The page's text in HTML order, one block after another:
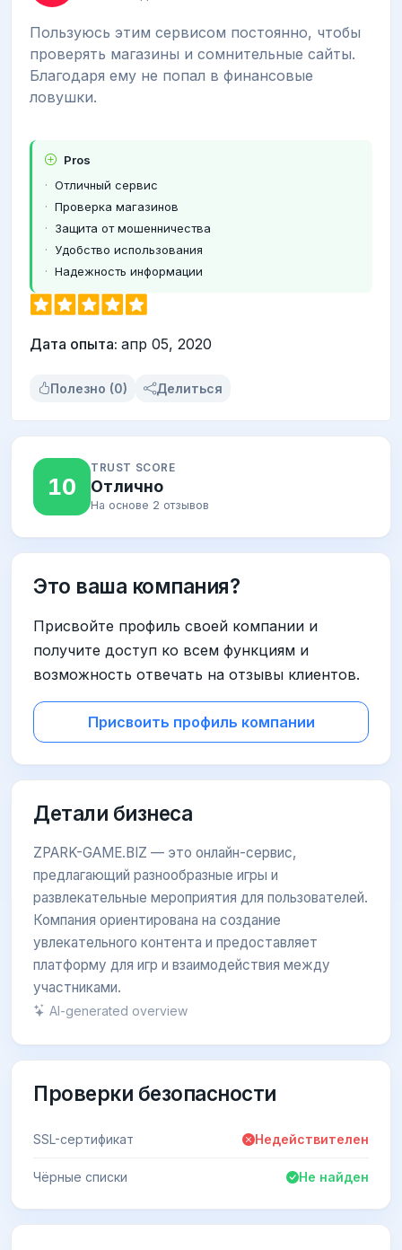
Пользуюсь этим сервисом постоянно, чтобы
проверять магазины и сомнительные сайты.
Благодаря ему не попал в финансовые
ловушки.
Pros
Отличный сервис
Проверка магазинов
Защита от мошенничества
Удобство использования
Надежность информации
Дата опыта: апр 05, 2020
Полезно (0) Делиться
10
TRUST SCORE
Отлично
На основе 2 отзывов
Это ваша компания?
Присвойте профиль своей компании и
получите доступ ко всем функциям и
возможность отвечать на отзывы клиентов.
Присвоить профиль компании
Детали бизнеса
ZPARK-GAME.BIZ — это онлайн-сервис,
предлагающий разнообразные игры и
развлекательные мероприятия для пользователей.
Компания ориентирована на создание
увлекательного контента и предоставляет
платформу для игр и взаимодействия между
участниками.
AI-generated overview
Проверки безопасности
SSL-сертификат Недействителен
Чёрные списки Не найден